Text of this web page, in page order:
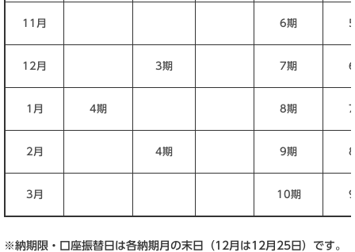
11月 6期
12月 3期 7期
1月 4期 8期
2月 4期 9期
3月 10期
※納期限・口座振替日は各納期月の末日（12月は12月25日）です。